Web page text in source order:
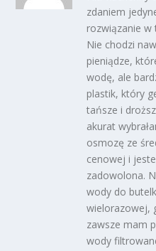
zdaniem
rozwiązanie w
Nie chodzi
pieniądze,
wodę, ale
plastik, który
tańsze i
akurat
osmozę ze
cenowej i
zadowolona.
wody do
wielorazowej,
zawsze mam
wody